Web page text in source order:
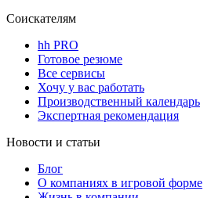
Соискателям
hh PRO
Готовое резюме
Все сервисы
Хочу у вас работать
Производственный календарь
Экспертная рекомендация
Новости и статьи
Блог
О компаниях в игровой форме